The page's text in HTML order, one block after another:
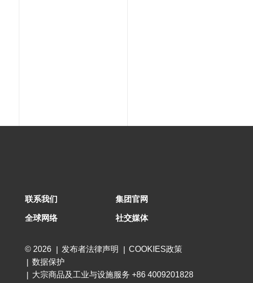
联系我们
全球网络
集团官网
社交媒体
© 2026 发布者法律声明
COOKIES政策
数据保护
大宗商品及工业与设施服务 +86 4009201828